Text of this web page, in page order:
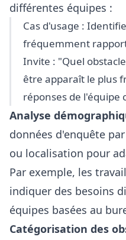
différentes équipes :
Cas d'usage :
fréquemment
Invite : "Quel
être apparaît le plus
réponses de l'équipe
Analyse
données d'enquête
ou localisation pour
Par exemple, les
indiquer des besoins
équipes basées au
Catégorisation des